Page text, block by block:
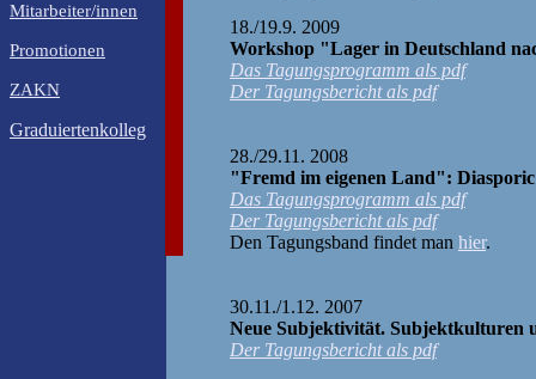
Mitarbeiter/innen
Promotionen
ZAKN
Graduiertenkolleg
18./19.9. 2009
Workshop "Lager in Deutschland
Das Tagungsprogramm als pdf
Der Tagungsbericht als pdf
28./29.11. 2008
"Fremd im eigenen Land":
Das Tagungsprogramm als pdf
Der Tagungsbericht als pdf
Den Tagungsband findet man hier.
30.11./1.12. 2007
Neue Subjektivität. Subjektkulturen
Der Tagungsbericht als pdf